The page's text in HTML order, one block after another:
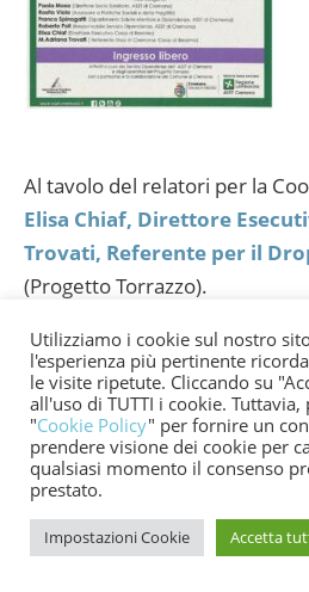
Al tavolo del relatori per la
Elisa Chiaf, Direttore
Trovati, Referente per il
(Progetto Torrazzo).
Nell’articolo pubblicato su
utenti in più al SerD
sommerso è il triplo”)
del 9 settembre, è possibile
riflessioni anche attraverso il
dell’
gestiti dalla Cooperativa di
Utilizziamo i cookie sul nostro
l'esperienza più pertinente
le visite ripetute. Cliccando su
all'uso di TUTTI i cookie.
"Cookie Policy" per fornire un
prendere visione dei cookie per
qualsiasi momento il consenso
prestato.
Impostazioni Cookie Accetta